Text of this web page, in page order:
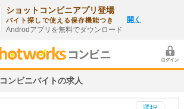
ショットコンビニアプリ登場
バイト探しで使える保存機能つき
Androdアプリを無料でダウンロード
開く
ンビニバイトの求人